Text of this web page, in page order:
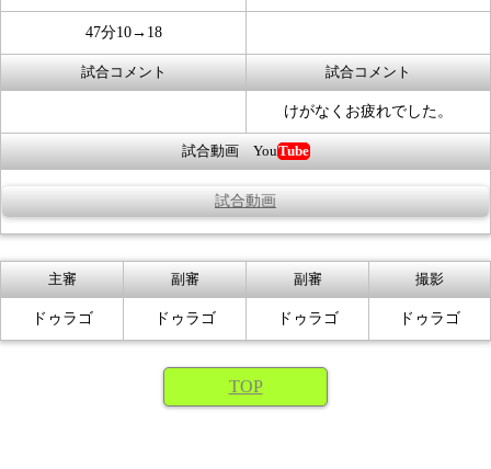
47分10→18
試合コメント 試合コメント
けがなくお疲れでした。
試合動画 YouTube
試合動画
主審 副審 副審 撮影
ドゥラゴ ドゥラゴ ドゥラゴ ドゥラゴ
TOP